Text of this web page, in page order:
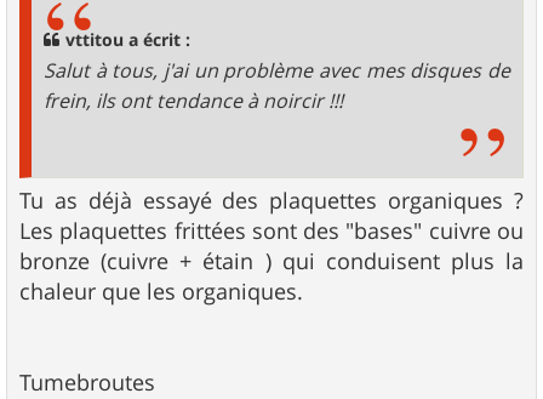
vttitou a écrit :
Salut à tous, j'ai un problème avec mes disques de
frein, ils ont tendance à noircir !!!
Tu as déjà essayé des plaquettes organiques ?
Les plaquettes frittées sont des "bases" cuivre ou
bronze (cuivre + étain ) qui conduisent plus la
chaleur que les organiques.
Tumebroutes